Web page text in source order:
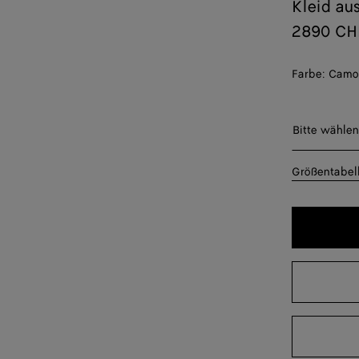
Kleid
2890
Farbe: Camo
BitteBitte
34
40